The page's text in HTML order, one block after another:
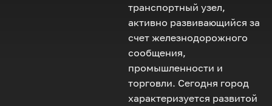
транспортный узел,
активно развивающийся за
счет железнодорожного
сообщения,
промышленности и
торговли. Сегодня город
характеризуется развитой